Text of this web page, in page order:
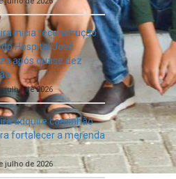
inicia reconstrução
Hospital José
após quase dez
julho de 2026
adquire caminhão
fortalecer a merenda
julho de 2026